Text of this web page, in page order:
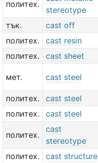
политех.
stereotype
тък. cast off
политех.
cast resin
политех.
cast sheet
мет. cast steel
политех.
cast steel
политех.
cast steel
политех.
cast
stereotype
политех. cast structure